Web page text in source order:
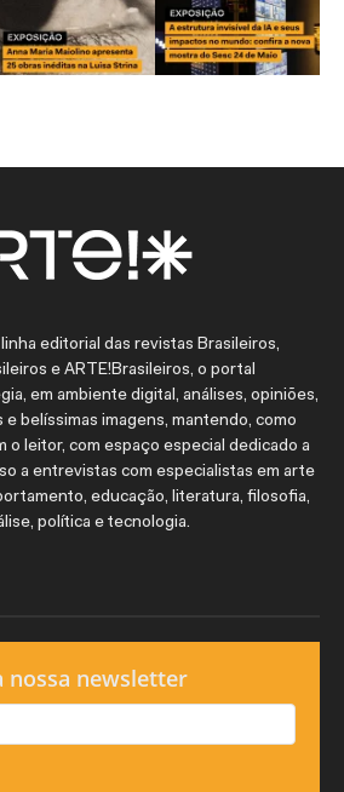
editorial das revistas Brasileiros,
e ARTE!Brasileiros, o portal
em ambiente digital, análises, opiniões,
belíssimas imagens, mantendo, como
o leitor, com espaço especial dedicado a
a entrevistas com especialistas em arte
educação, literatura, filosofia,
política e tecnologia.
nossa newsletter